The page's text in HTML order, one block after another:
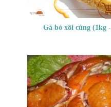
Gà bó xôi cúng (1kg